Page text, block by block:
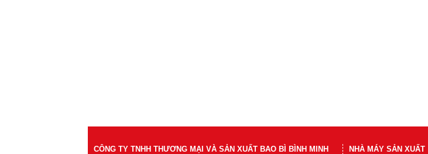
CÔNG TY TNHH THƯƠNG MẠI VÀ SẢN XUẤT BAO BÌ BÌNH MINH
NHÀ MÁY SẢN XUẤT